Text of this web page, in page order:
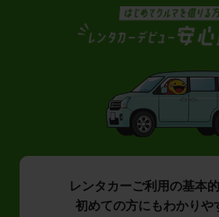
レンタカーご利用の基本
初めての方にもわかりや